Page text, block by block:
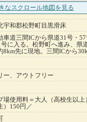
なスクロール地図 を見る
宇和郡松野町目黒滑床
車道三間ICから県道31号・
に入る。松野町へ進み、県
8km先に現地。三間ICから
ー、アウトフリー
場使用料＝大人（高校生以上
）150円／